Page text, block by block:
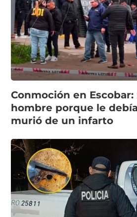
Conmoción en
hombre porque le
murió de un infarto